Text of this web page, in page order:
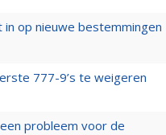
in op nieuwe bestemmingen
777-9’s te weigeren
probleem voor de